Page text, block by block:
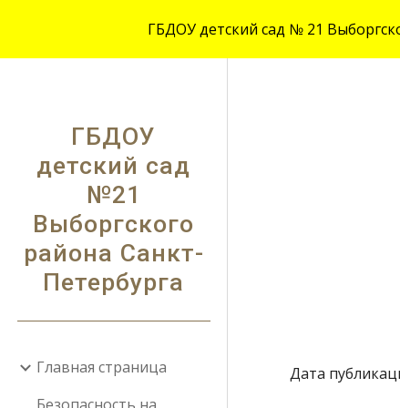
ГБДОУ детский сад № 21
ГБДОУ
детский сад
№21
Выборгского
района Санкт-
Петербурга
Главная страница
Дата